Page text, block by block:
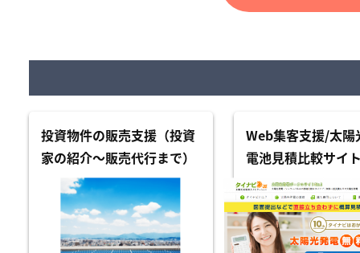
投資物件の販売支援（投資
家の紹介～販売代行まで）
Web集客支援/太陽
電池見積比較サイ